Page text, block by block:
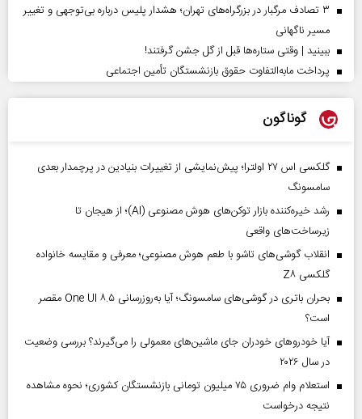
۳ تصادف مرگبار در بزرگراه‌های تهران؛ هشدار پلیس درباره بی‌توجهی و تغییر
مسیر ناگهانی
ببینید | وقتی ستاره‌ها قبل از گل جشن گرفتند!
پرداخت مابه‌التفاوت حقوق بازنشستگان تأمین اجتماعی
گوناگون
گلکسی اس ۲۷ اولترا؛ پیش‌نمایشی از تغییرات بنیادین در پرچمدار بعدی
سامسونگ
رشد خیره‌کننده بازار توکن‌های هوش مصنوعی (AI)؛ از هیجان تا
زیرساخت‌های واقعی
انقلاب گوشی‌های تاشو‌ با طعم هوش مصنوعی؛ معرفی و مقایسه خانواده
گلکسی Z۸
بحران باتری در گوشی‌های سامسونگ؛ آیا به‌روزرسانی One UI ۸.۵ مقصر
است؟
آیا خودروهای خودران جای ماشین‌های معمولی را می‌گیرند؟ بررسی وضعیت
در سال ۲۰۲۶
استعلام وام ضروری ۷۵ میلیون تومانی بازنشستگان کشوری؛ نحوه مشاهده
نتیجه درخواست